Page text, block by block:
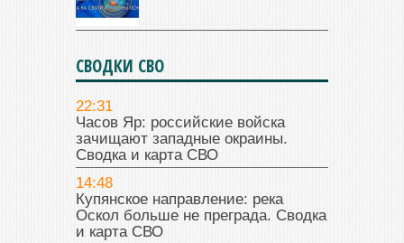
СВОДКИ СВО
22:31
Часов Яр: российские войска
зачищают западные окраины.
Сводка и карта СВО
14:48
Купянское направление: река
Оскол больше не преграда. Сводка
и карта СВО